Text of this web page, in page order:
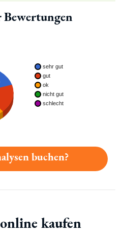
sehr gut
gut
ok
nicht gut
schlecht
buchen?
kaufen